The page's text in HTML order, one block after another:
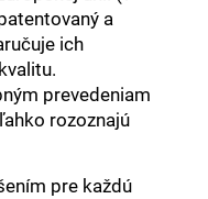
a
ich
prevedeniam
rozoznajú
pre každú